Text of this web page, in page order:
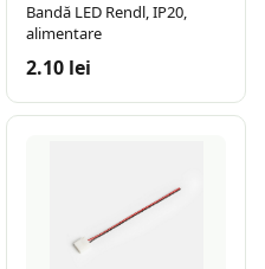
Bandă LED Rendl, IP20,
alimentare
2.10 lei